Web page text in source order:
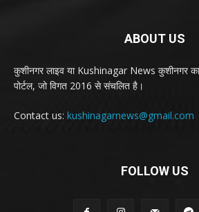
ABOUT US
कुशीनगर लाइव या Kushinagar News कुशीनगर
पोर्टल, जो विगत 2016 से संचलित है।
Contact us: kushinagarnews@gmail.com
FOLLOW US